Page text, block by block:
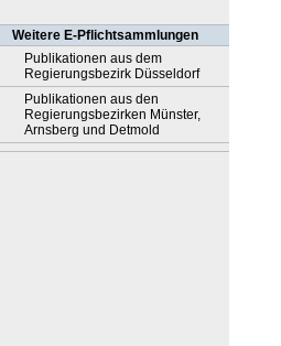
Weitere E-Pflichtsammlungen
Publikationen aus dem
Regierungsbezirk Düsseldorf
Publikationen aus den
Regierungsbezirken Münster,
Arnsberg und Detmold